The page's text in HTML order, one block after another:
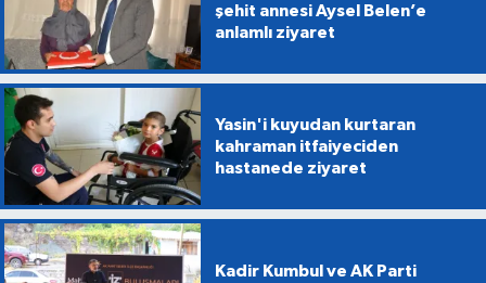
şehit annesi Aysel Belen’e
anlamlı ziyaret
Yasin'i kuyudan kurtaran
kahraman itfaiyeciden
hastanede ziyaret
Kadir Kumbul ve AK Parti